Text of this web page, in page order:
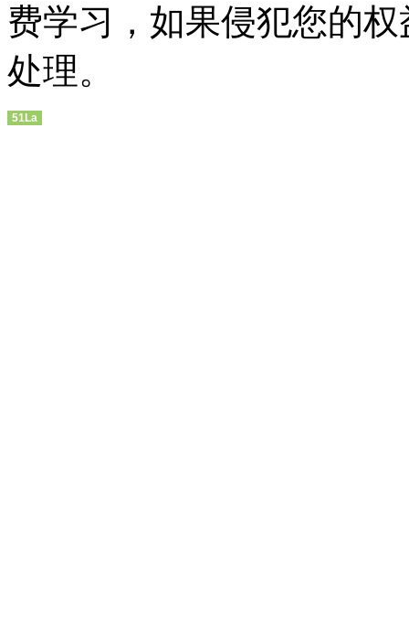
费学习，如果侵犯您的
处理。
51La